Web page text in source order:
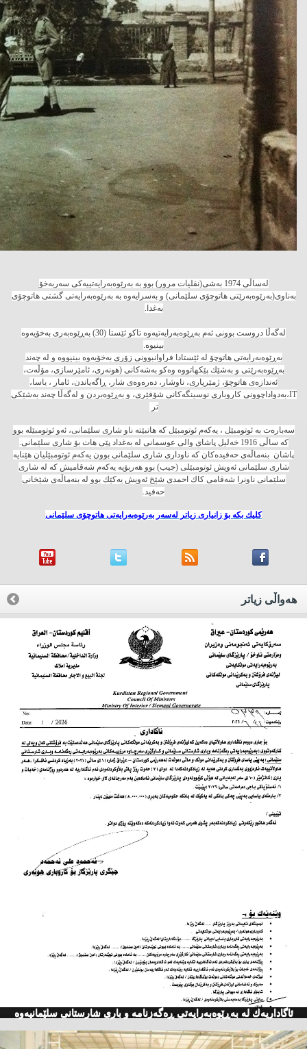
له‌ساڵی 1974 به‌شی(نقلیات مرور) بوو به‌ به‌رێوه‌به‌رایه‌تییه‌كی سه‌ربه‌خۆ
به‌ناوی(به‌رێوه‌به‌رێتی هاتوچۆی سلێمانی) و به‌سرایه‌وه‌ به‌ به‌رێوه‌به‌رایه‌تی گشتی هاتوچۆی
به‌غدا.
له‌گه‌ڵا دروست بوونی ئه‌م به‌ڕێوه‌به‌رایه‌تیه‌وه‌ تاكو ئێستا (30) به‌ڕێوه‌به‌ری به‌خۆیه‌وه‌
بینیوه‌.
به‌ڕێوه‌به‌رایه‌تی هاتوچۆ له‌ ئێستادا فراوانبوونی زۆری به‌خۆیه‌وه‌ بینیووه‌ و له‌ چه‌ند
به‌ڕێوه‌به‌رێتی و به‌شێك پێكهاتووه‌ وه‌كو به‌شه‌كانی (هونه‌ری، ئامێرسازی، مۆڵه‌ت،
ئه‌ندازه‌ی هاتوچۆ، ژمێریاری، ناوشار، ده‌ره‌وه‌ی شار، ڕاگه‌یاندن، ئامار ، یاسا،
IT،به‌دواداچوونی كاروباری نوسینگه‌كانی شۆفێری، و به‌ڕێوه‌بردن و له‌گه‌ڵا چه‌ند به‌شێكی
تر
سه‌باره‌ت به‌ ئوتومبێل ، یه‌كه‌م ئوتومبێل كه‌ هاتبێته‌ ناو شاری سلێمانی، ئه‌و ئوتومبێله‌ بوو
كه‌ ساڵی 1916 خه‌لیل پاشای والی عوسمانی له‌ به‌غداد پێی هات بۆ شاری سلێمانی.
پاشان بنه‌ماڵه‌ی حه‌فیده‌كان كه‌ ناوداری شاری سلێمانی بوون یه‌كه‌م ئوتومبێلیان هێنایه‌
شاری سلێمانی ئه‌ویش ئوتومبێلی (جیب) بوو هه‌ربۆیه‌ یه‌كه‌م شه‌قامیش كه‌ له‌ شاری
سلێمانی ناونرا شه‌قامی كاك احمدی شێخ ئه‌ویش یه‌كێك بوو له‌ بنه‌ماڵه‌ی شێخانی
حه‌فید.
كلیك بكه‌ بۆ زانیاری زیاتر له‌سه‌ر به‌رێوه‌به‌رایه‌تی هاتوچۆی سلێمانی
هه‌واڵی زیاتر
ئاگاداریه‌ك له‌ به‌ڕێوه‌به‌رایه‌تی ڕه‌گه‌زنامه‌ و باری شارستانی سلێمانیه‌وه‌